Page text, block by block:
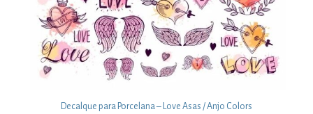
Decalque para Porcelana – Love Asas / Anjo Colors